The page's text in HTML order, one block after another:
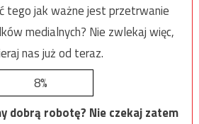
tego jak ważne jest przetrwanie
medialnych? Nie zwlekaj więc,
nas już od teraz.
8%
dobrą robotę? Nie czekaj zatem